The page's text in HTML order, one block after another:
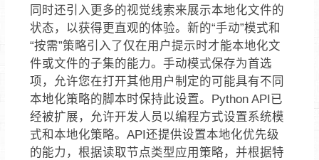
同时还引入更多的视觉线索来展示本地化文件的
状态，以获得更直观的体验。新的“手动”模式和
“按需”策略引入了仅在用户提示时才能本地化文
件或文件的子集的能力。手动模式保存为首选
项，允许您在打开其他用户制定的可能具有不同
本地化策略的脚本时保持此设置。Python API已
经被扩展，允许开发人员以编程方式设置系统模
式和本地化策略。API还提供设置本地化优先级
的能力，根据读取节点类型应用策略，并根据特